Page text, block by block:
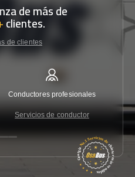
de más de
clientes.
de clientes
Conductores profesionales
Servicios de conductor